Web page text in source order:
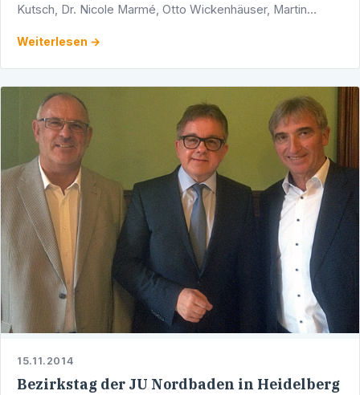
Kutsch, Dr. Nicole Marmé, Otto Wickenhäuser, Martin
Weiterlesen →
15.11.2014
Bezirkstag der JU Nordbaden in Heidelberg